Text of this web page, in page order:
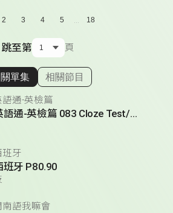
2 3 4 5 ... 18
跳至第 頁
顯示相關單集
單集 相關節目
通-英檢篇
超級英語通-英檢篇 083 Cloze Test/段落填空-13
班牙
班牙 P80.90
南語我嘛會